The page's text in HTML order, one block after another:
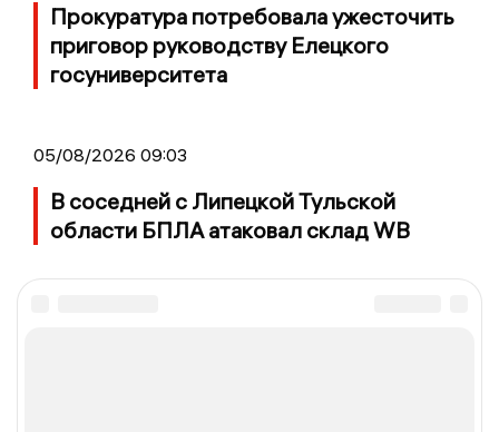
Прокуратура потребовала ужесточить
приговор руководству Елецкого
госуниверситета
05/08/2026 09:03
В соседней с Липецкой Тульской
области БПЛА атаковал склад WB